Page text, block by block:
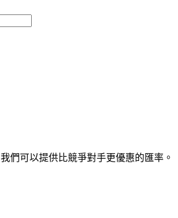
我們可以提供比競爭對手更優惠的匯率。